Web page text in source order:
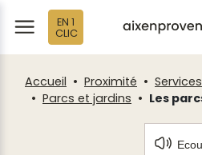
EN 1
CLIC
Accueil Proximité
Parcs et jardins
Les
Fenêtre
de
chat
Panneau de gestion des cookies